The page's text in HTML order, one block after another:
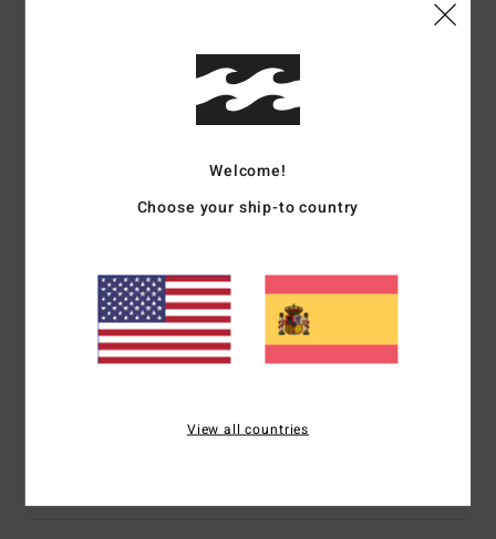
Detalles & características
Camiseta de manga corta Amarillo Hombre
Marca:parche Billabong
Otras características: gráfico serigrafiado en la parte
delantera
Welcome!
Choose your ship-to country
View all countries